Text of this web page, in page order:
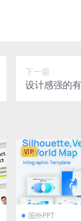
下一篇
设计感强的
VIP
国外PPT